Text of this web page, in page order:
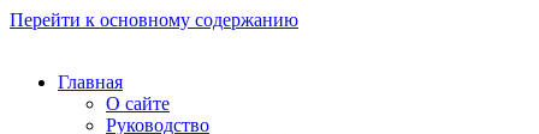
Перейти к основному содержанию
Главная
О сайте
Руководство